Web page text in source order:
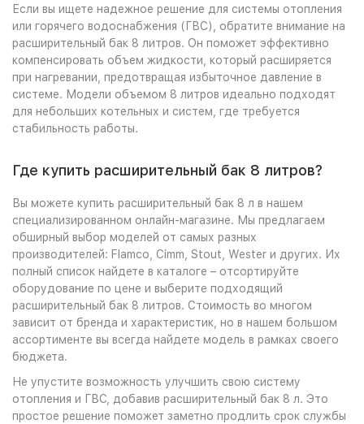
Если вы ищете надежное решение для системы отопления
или горячего водоснабжения (ГВС), обратите внимание на
расширительный бак 8 литров. Он поможет эффективно
компенсировать объем жидкости, который расширяется
при нагревании, предотвращая избыточное давление в
системе. Модели объемом 8 литров идеально подходят
для небольших котельных и систем, где требуется
стабильность работы.
Где купить расширительный бак 8 литров?
Вы можете купить расширительный бак 8 л в нашем
специализированном онлайн-магазине. Мы предлагаем
обширный выбор моделей от самых разных
производителей: Flamco, Cimm, Stout, Wester и других. Их
полный список найдете в каталоге – отсортируйте
оборудование по цене и выберите подходящий
расширительный бак 8 литров. Стоимость во многом
зависит от бренда и характеристик, но в нашем большом
ассортименте вы всегда найдете модель в рамках своего
бюджета.
Не упустите возможность улучшить свою систему
отопления и ГВС, добавив расширительный бак 8 л. Это
простое решение поможет заметно продлить срок службы